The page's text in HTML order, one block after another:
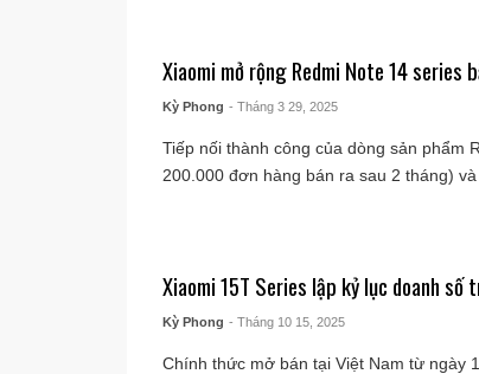
Xiaomi mở rộng Redmi Note 14 series
Kỳ Phong - Tháng 3 29, 2025
Tiếp nối thành công của dòng sản phẩm
200.000 đơn hàng bán ra sau 2 tháng) và
Xiaomi 15T Series lập kỷ lục doanh số
Kỳ Phong - Tháng 10 15, 2025
Chính thức mở bán tại Việt Nam từ ngày